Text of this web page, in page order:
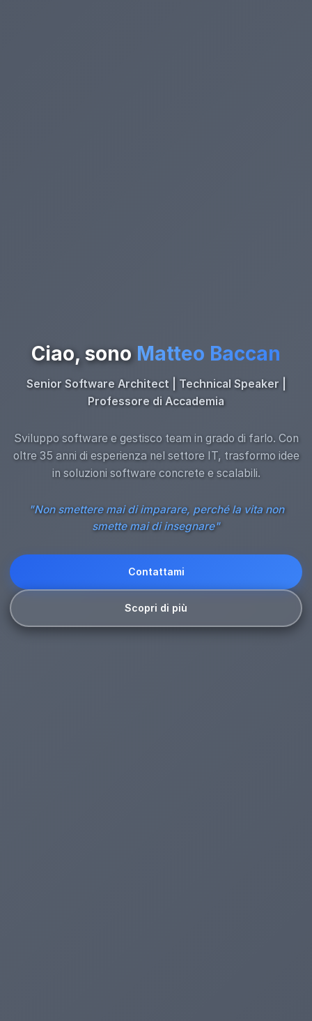
Ciao, sono Matteo Baccan
Senior Software Architect | Technical Speaker |
Professore di Accademia
Sviluppo software e gestisco team in grado di farlo. Con
oltre 35 anni di esperienza nel settore IT, trasformo idee
in soluzioni software concrete e scalabili.
"Non smettere mai di imparare, perché la vita non
smette mai di insegnare"
Contattami
Scopri di più